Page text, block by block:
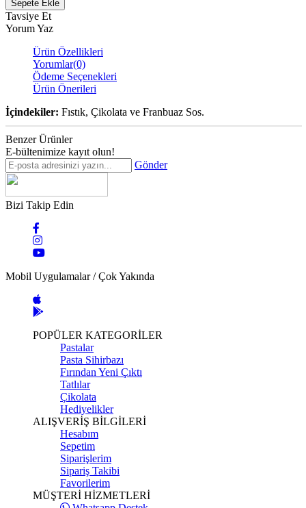
Tavsiye Et
Yorum Yaz
Ürün Özellikleri
Yorumlar(0)
Ödeme Seçenekleri
Ürün Önerileri
İçindekiler: Fıstık, Çikolata ve Franbuaz Sos.
Benzer Ürünler
E-bültenimize kayıt olun!
Gönder
Bizi Takip Edin
Mobil Uygulamalar / Çok Yakında
POPÜLER KATEGORİLER
Pastalar
Pasta Sihirbazı
Fırından Yeni Çıktı
Tatlılar
Çikolata
Hediyelikler
ALIŞVERİŞ BİLGİLERİ
Hesabım
Sepetim
Siparişlerim
Sipariş Takibi
Favorilerim
MÜŞTERİ HİZMETLERİ